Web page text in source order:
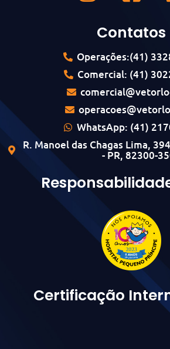
Contatos
Operações:(41)
Comercial: (41)
WhatsApp: (41)
R. Manoel das Chagas Lima,
- PR, 82300-
Certificação